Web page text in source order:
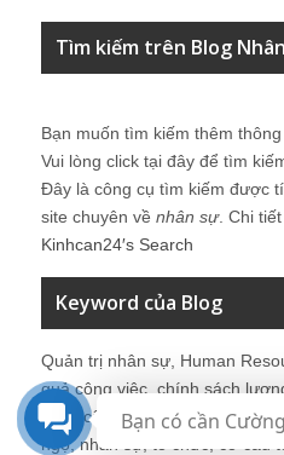
Tìm kiếm trên Blog
Bạn muốn tìm kiếm thêm
Vui lòng click tại đây để tìm
Đây là công cụ tìm kiếm được
site chuyên về nhân sự. Chi
Kinhcan24′s Search
Keyword của Blog
Quản trị nhân sự, Human
quả công việc, chính sách
điểm cân bằng, tuyển dụng,
ngộ, nhân sự, tổ chức, cơ cấu
Bạn có cần